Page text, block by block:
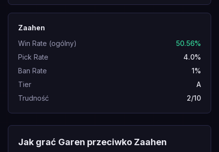
Zaahen
Win Rate (ogólny)
50.56%
Pick Rate
4.0%
Ban Rate
1%
Tier
A
Trudność
2/10
Jak grać Garen przeciwko Zaahen